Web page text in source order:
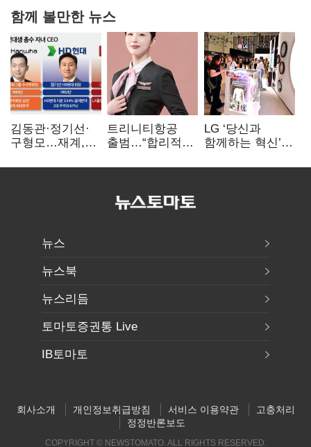
함께 볼만한 뉴스
김동관·정기선·
구형모…재계,
전성시대
트리니티항공
출범…“합리적
서비스로 승부”
LG ‘당신과
함께하는 혁신’…
홈’ 비전 공개
뉴스
뉴스북
뉴스리듬
토마토증권통 Live
IB토마토
회사소개 개인정보취급방침 서비스 이용약관
고충처리
정정반론보도
COPYRIGHT © NEWSTOMATO. ALL RIGHTS RESERVED.